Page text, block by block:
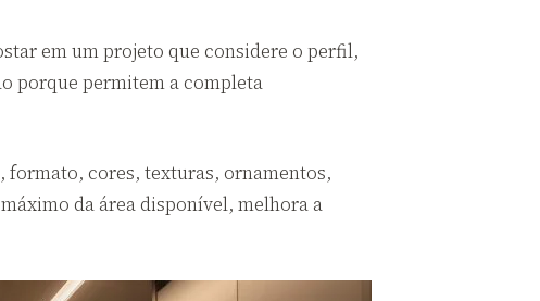
em um projeto que considere o perfil,
porque permitem a completa
formato, cores, texturas, ornamentos,
da área disponível, melhora a